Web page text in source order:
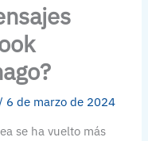
6 de marzo de 2024
se ha vuelto más